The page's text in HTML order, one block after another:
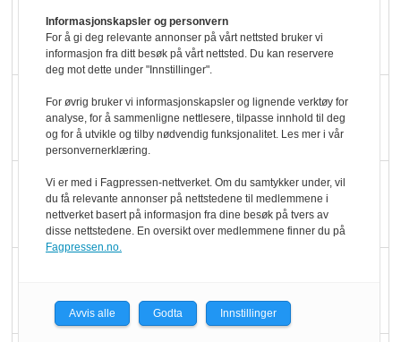
Rema-flaggskip
dundrer videre
Slik opprettholdes
ølsalget
Færre varer, men fulle
hyller
Informasjonskapsler og personvern
For å gi deg relevante annonser på vårt nettsted bruker vi
informasjon fra ditt besøk på vårt nettsted. Du kan reservere
deg mot dette under "Innstillinger".
For øvrig bruker vi informasjonskapsler og lignende verktøy for
analyse, for å sammenligne nettlesere, tilpasse innhold til deg
og for å utvikle og tilby nødvendig funksjonalitet. Les mer i vår
personvernerklæring.
Vi er med i Fagpressen-nettverket. Om du samtykker under, vil
du få relevante annonser på nettstedene til medlemmene i
nettverket basert på informasjon fra dine besøk på tvers av
disse nettstedene. En oversikt over medlemmene finner du på
Fagpressen.no.
Avvis alle Godta Innstillinger